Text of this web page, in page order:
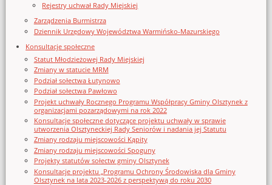
Rejestry uchwał Rady Miejskiej
Zarządzenia Burmistrza
Dziennik Urzędowy Województwa Warmińsko-Mazurskiego
Konsultacje społeczne
Statut Młodzieżowej Rady Miejskiej
Zmiany w statucie MRM
Podział sołectwa Łutynowo
Podział sołectwa Pawłowo
Projekt uchwały Rocznego Programu Współpracy Gminy Olsztynek z
organizacjami pozarządowymi na rok 2022
Konsultacje społeczne dotyczące projektu uchwały w sprawie
utworzenia Olsztyneckiej Rady Seniorów i nadania jej Statutu
Zmiany rodzaju miejscowości Kąpity
Zmiany rodzaju miejscowości Spoguny
Projekty statutów sołectw gminy Olsztynek
Konsultacje projektu „Programu Ochrony Środowiska dla Gminy
Olsztynek na lata 2023-2026 z perspektywą do roku 2030